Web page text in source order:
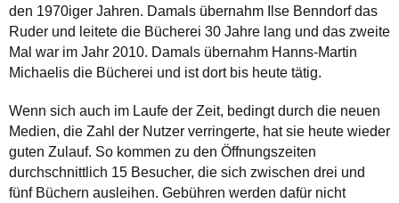
den 1970iger Jahren. Damals übernahm Ilse Benndorf das
Ruder und leitete die Bücherei 30 Jahre lang und das zweite
Mal war im Jahr 2010. Damals übernahm Hanns-Martin
Michaelis die Bücherei und ist dort bis heute tätig.
Wenn sich auch im Laufe der Zeit, bedingt durch die neuen
Medien, die Zahl der Nutzer verringerte, hat sie heute wieder
guten Zulauf. So kommen zu den Öffnungszeiten
durchschnittlich 15 Besucher, die sich zwischen drei und
fünf Büchern ausleihen. Gebühren werden dafür nicht